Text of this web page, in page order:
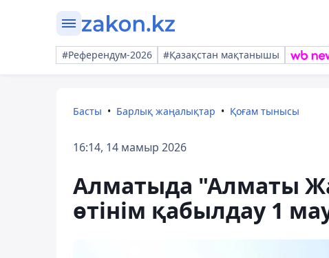
#Референдум-2026 #Қазақстан мақтанышы
Басты Барлық жаңалықтар Қоғам тынысы
16:14, 14 мамыр 2026
Алматыда "Алматы
өтінім қабылдау 1